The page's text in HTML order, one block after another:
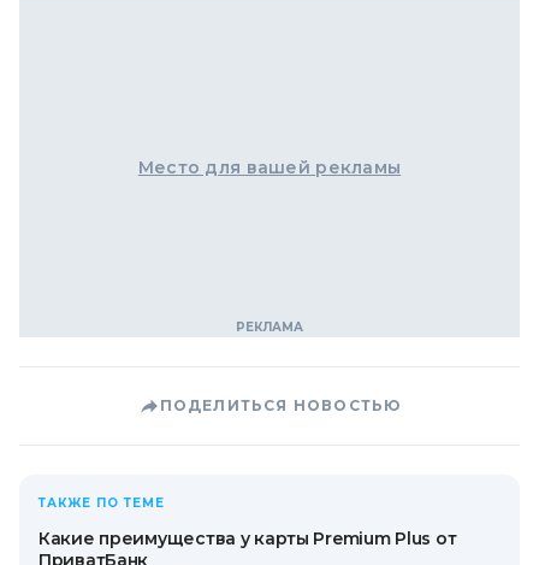
Место для вашей рекламы
ПОДЕЛИТЬСЯ НОВОСТЬЮ
ТАКЖЕ ПО ТЕМЕ
Какие преимущества у карты Premium Plus от
ПриватБанк